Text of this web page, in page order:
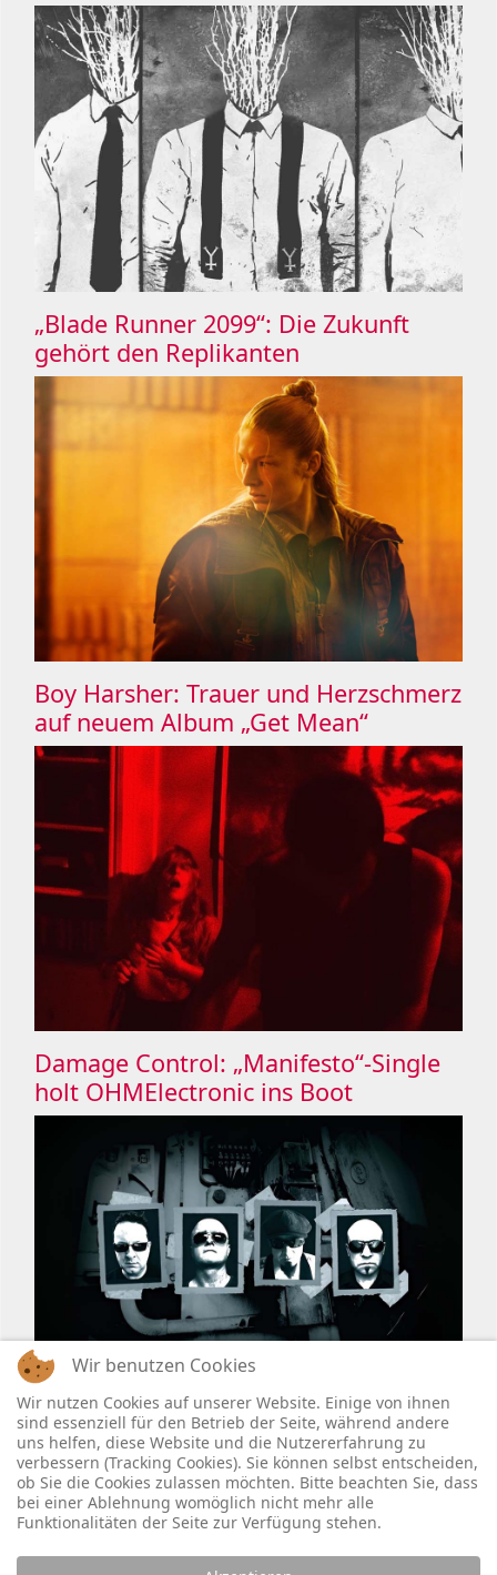
„Blade Runner 2099“: Die Zukunft
gehört den Replikanten
Boy Harsher: Trauer und Herzschmerz
auf neuem Album „Get Mean“
Damage Control: „Manifesto“-Single
holt OHMElectronic ins Boot
Wir benutzen Cookies
Wir nutzen Cookies auf unserer Website. Einige von ihnen
sind essenziell für den Betrieb der Seite, während andere
uns helfen, diese Website und die Nutzererfahrung zu
verbessern (Tracking Cookies). Sie können selbst entscheiden,
ob Sie die Cookies zulassen möchten. Bitte beachten Sie, dass
bei einer Ablehnung womöglich nicht mehr alle
Funktionalitäten der Seite zur Verfügung stehen.